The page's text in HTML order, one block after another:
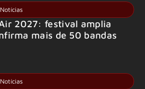
Notícias
2027: festival amplia
mais de 50 bandas
Notícias